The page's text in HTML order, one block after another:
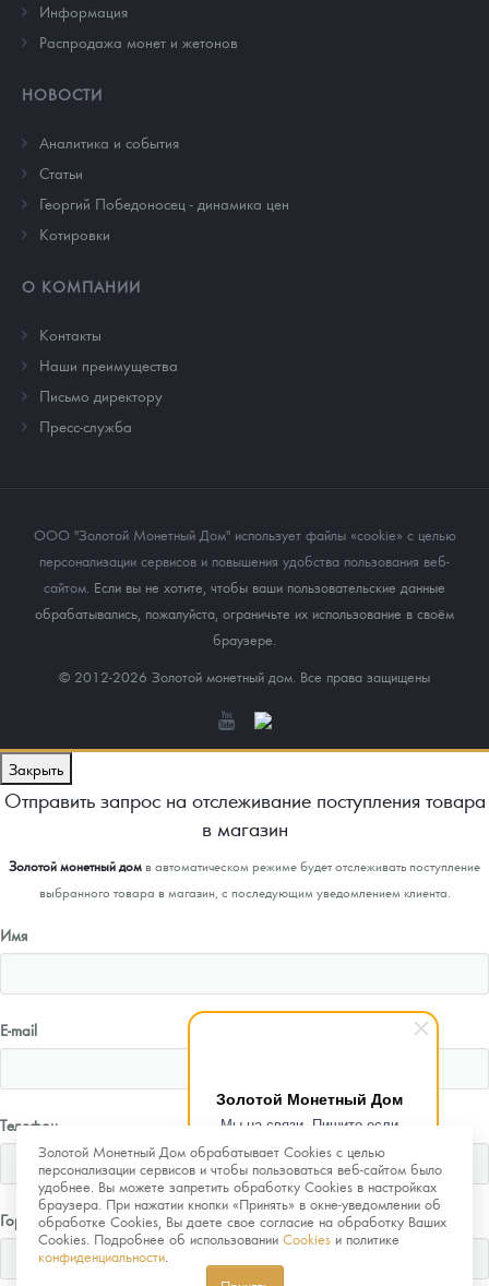
Золотой Монетный Дом
Мы на связи. Пишите если
возникнут любые вопросы.
Рады помочь.
Информация
Распродажа монет и жетонов
НОВОСТИ
Аналитика и события
Cтатьи
Георгий Победоносец - динамика цен
Котировки
О КОМПАНИИ
Контакты
Наши преимущества
Письмо директору
Пресс-служба
ООО "Золотой Монетный Дом" использует файлы «cookie» с целью
персонализации сервисов и повышения удобства пользования веб-
сайтом. Если вы не хотите, чтобы ваши пользовательские данные
обрабатывались, пожалуйста, ограничьте их использование в своём
браузере.
© 2012-2026 Золотой монетный дом. Все права защищены
Золотой Монетный Дом обрабатывает Cookies с целью
персонализации сервисов и чтобы пользоваться веб-сайтом было
удобнее. Вы можете запретить обработку Cookies в настройках
браузера. При нажатии кнопки «Принять» в окне-уведомлении об
обработке Cookies, Вы даете свое согласие на обработку Ваших
Cookies. Подробнее об использовании Cookies и политике
конфиденциальности
Закрыть
Отправить запрос на отслеживание поступления товара
в магазин
Золотой монетный домв автоматическом режиме будет отслеживать поступление
выбранного товара в магазин, с последующим уведомлением клиента.
Имя
E-mail
Телефон
Город